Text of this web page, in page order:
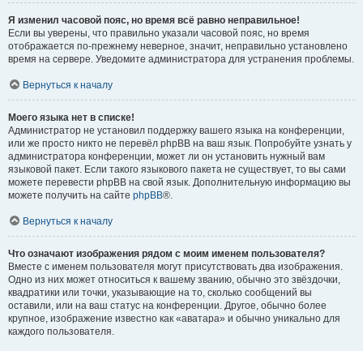
Я изменил часовой пояс, но время всё равно неправильное!
Если вы уверены, что правильно указали часовой пояс, но время
отображается по-прежнему неверное, значит, неправильно установлено
время на сервере. Уведомите администратора для устранения проблемы.
Вернуться к началу
Моего языка нет в списке!
Администратор не установил поддержку вашего языка на конференции,
или же просто никто не перевёл phpBB на ваш язык. Попробуйте узнать у
администратора конференции, может ли он установить нужный вам
языковой пакет. Если такого языкового пакета не существует, то вы сами
можете перевести phpBB на свой язык. Дополнительную информацию вы
можете получить на сайте phpBB®.
Вернуться к началу
Что означают изображения рядом с моим именем пользователя?
Вместе с именем пользователя могут присутствовать два изображения.
Одно из них может относиться к вашему званию, обычно это звёздочки,
квадратики или точки, указывающие на то, сколько сообщений вы
оставили, или на ваш статус на конференции. Другое, обычно более
крупное, изображение известно как «аватара» и обычно уникально для
каждого пользователя.